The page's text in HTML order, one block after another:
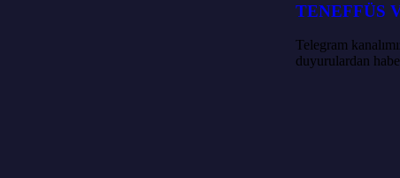
TENEFFÜS
Telegram
duyurulardan